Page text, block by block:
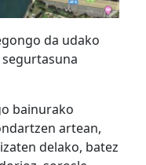
da udako
bainurako
artean,
delako, batez